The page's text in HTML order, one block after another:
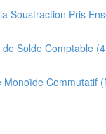
Soustraction Pris
Solde Comptable
Commutatif